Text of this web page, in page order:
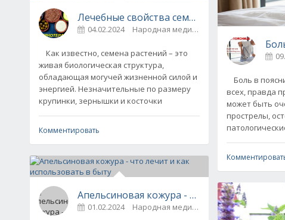
Лечебные свойства семян и семянотерапия
04.02.2024 Народная медицина 0
Как известно, семена растений – это
живая биологическая структура,
обладающая могучей жизненной силой и
энергией. Незначительные по размеру
крупинки, зернышки и косточки
Комментировать
Апельсиновая кожура - что лечит и как
01.02.2024 Народная медицина 0
Боль в
всех, правда
может быть
прострелы,